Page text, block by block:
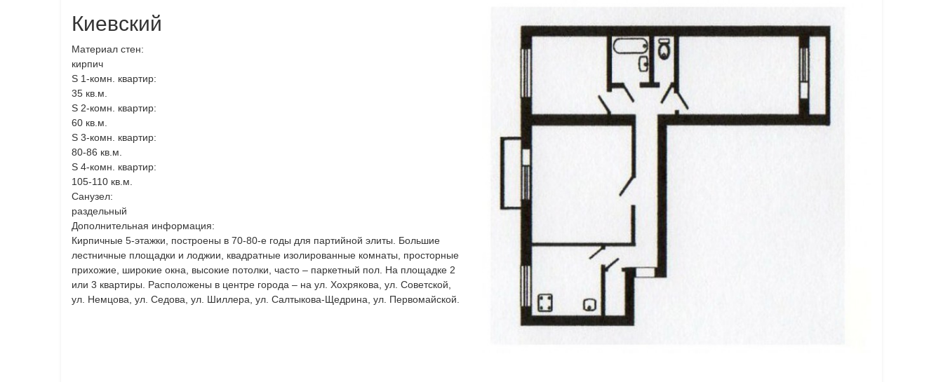
Киевский
Материал стен:
кирпич
S 1-комн. квартир:
35 кв.м.
S 2-комн. квартир:
60 кв.м.
S 3-комн. квартир:
80-86 кв.м.
S 4-комн. квартир:
105-110 кв.м.
Санузел:
раздельный
Дополнительная информация:
Кирпичные 5-этажки, построены в 70-80-е годы для партийной элиты. Большие
лестничные площадки и лоджии, квадратные изолированные комнаты, просторные
прихожие, широкие окна, высокие потолки, часто – паркетный пол. На площадке 2
или 3 квартиры. Расположены в центре города – на ул. Хохрякова, ул. Советской,
ул. Немцова, ул. Седова, ул. Шиллера, ул. Салтыкова-Щедрина, ул. Первомайской.